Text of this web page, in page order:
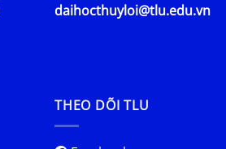
daihocthuyloi@tlu.edu.vn
THEO DÕI TLU